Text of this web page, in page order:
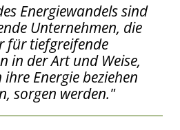
Energiewandels sind
Unternehmen, die
für tiefgreifende
in der Art und Weise,
Energie beziehen
sorgen werden."